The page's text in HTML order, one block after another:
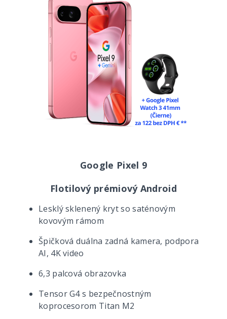
Google Pixel 9
Flotilový prémiový Android
Lesklý sklenený kryt so saténovým
kovovým rámom
Špičková duálna zadná kamera, podpora
AI, 4K video
6,3 palcová obrazovka
Tensor G4 s bezpečnostným
koprocesorom Titan M2